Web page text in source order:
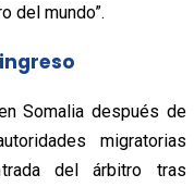
del mundo”.
Somalia después de
migratorias
del árbitro tras